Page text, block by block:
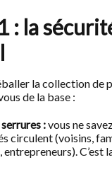
: la
la collection de
de la base :
:vous ne
circulent (voisins,
C’est